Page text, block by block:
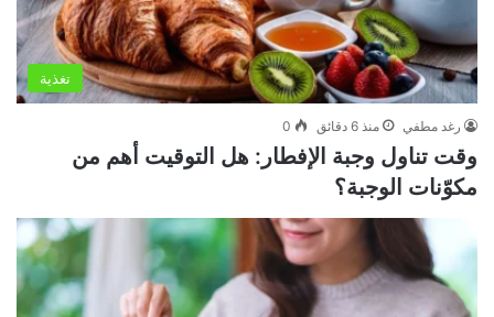
تغذية
رغد مطفي منذ 6 دقائق 0
وقت تناول وجبة الإفطار: هل التوقيت أهم من
مكوّنات الوجبة؟